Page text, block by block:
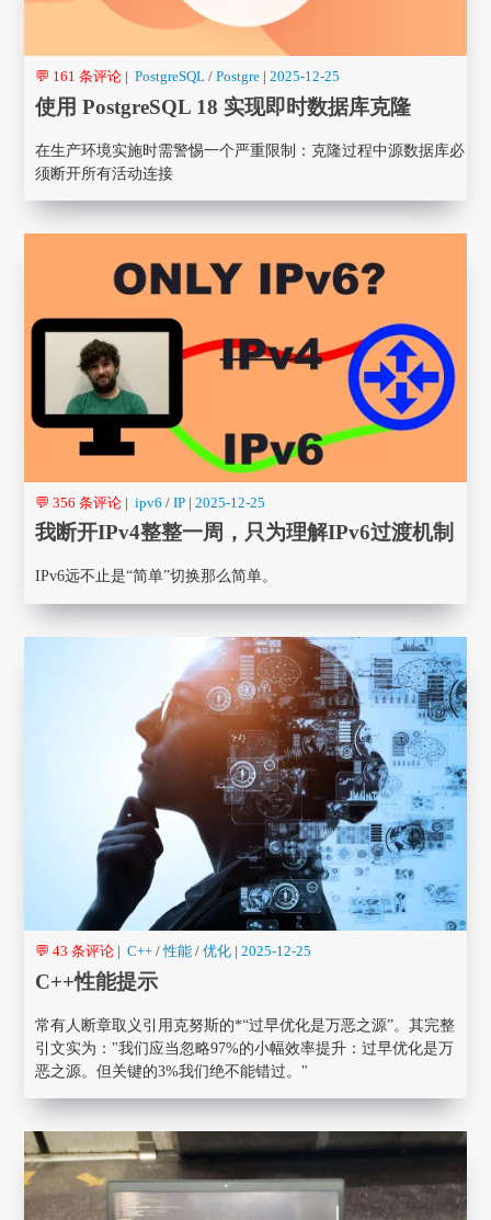
💬 161 条评论 | PostgreSQL / Postgre |2025-12-25
使用 PostgreSQL 18 实现即时数据库克隆
在生产环境实施时需警惕一个严重限制：克隆过程中源数据库必
须断开所有活动连接
💬 356 条评论 | ipv6 / IP |2025-12-25
我断开IPv4整整一周，只为理解IPv6过渡机制
IPv6远不止是“简单”切换那么简单。
💬 43 条评论 | C++ / 性能 / 优化 |2025-12-25
C++性能提示
常有人断章取义引用克努斯的*“过早优化是万恶之源”。其完整
引文实为："我们应当忽略97%的小幅效率提升：过早优化是万
恶之源。但关键的3%我们绝不能错过。"